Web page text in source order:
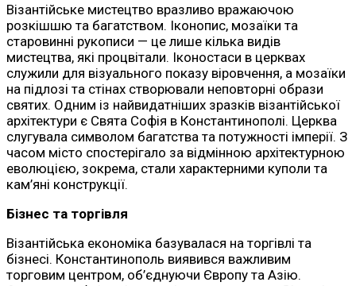
Візантійське мистецтво вразливо вражаючою
розкішшю та багатством. Іконопис, мозаїки та
старовинні рукописи — це лише кілька видів
мистецтва, які процвітали. Іконостаси в церквах
служили для візуального показу віровчення, а мозаїки
на підлозі та стінах створювали неповторні образи
святих. Одним із найвидатніших зразків візантійської
архітектури є Свята Софія в Константинополі. Церква
слугувала символом багатства та потужності імперії. З
часом місто спостерігало за відмінною архітектурною
еволюцією, зокрема, стали характерними куполи та
кам’яні конструкції.
Бізнес та торгівля
Візантійська економіка базувалася на торгівлі та
бізнесі. Константинополь виявився важливим
торговим центром, об’єднуючи Європу та Азію.